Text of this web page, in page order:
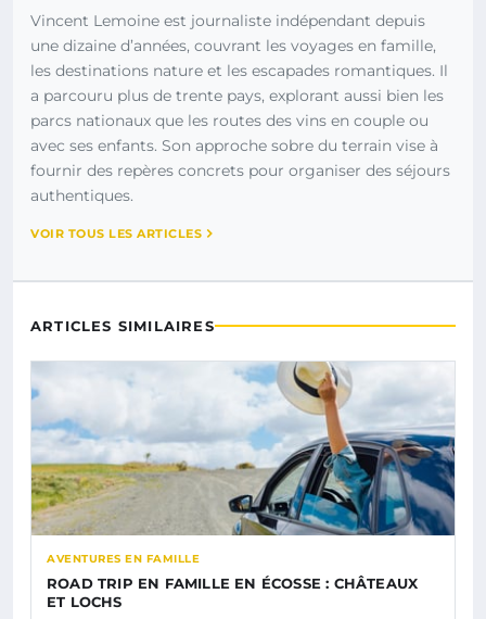
Vincent Lemoine est journaliste indépendant depuis
une dizaine d’années, couvrant les voyages en famille,
les destinations nature et les escapades romantiques. Il
a parcouru plus de trente pays, explorant aussi bien les
parcs nationaux que les routes des vins en couple ou
avec ses enfants. Son approche sobre du terrain vise à
fournir des repères concrets pour organiser des séjours
authentiques.
VOIR TOUS LES ARTICLES
ARTICLES SIMILAIRES
AVENTURES EN FAMILLE
ROAD TRIP EN FAMILLE EN ÉCOSSE : CHÂTEAUX
ET LOCHS